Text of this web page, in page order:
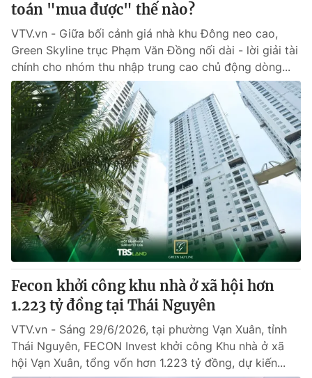
Photo Infographic
Video Shorts video
VTV Money VTV Thể thao
VTV Sức khoẻ Bất động sản
Thị trường 24h Tấm lòng Việt
VTV4 Vươn mình bằng AI
VTV9 VTV8
Liên hệ tòa soạn English
THỜI BÁO VTV
toán "mua được" thế nào?
VTV.vn - Giữa bối cảnh giá nhà khu Đông neo cao,
Green Skyline trục Phạm Văn Đồng nối dài - lời giải tài
chính cho nhóm thu nhập trung cao chủ động dòng...
Fecon khởi công khu nhà ở xã hội hơn
1.223 tỷ đồng tại Thái Nguyên
VTV.vn - Sáng 29/6/2026, tại phường Vạn Xuân, tỉnh
Thái Nguyên, FECON Invest khởi công Khu nhà ở xã
hội Vạn Xuân, tổng vốn hơn 1.223 tỷ đồng, dự kiến...